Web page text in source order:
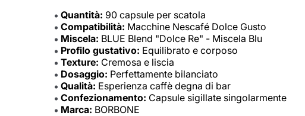
Quantità: 90 capsule per scatola
Compatibilità: Macchine Nescafé Dolce Gusto
Miscela: BLUE Blend "Dolce Re" - Miscela Blu
Profilo gustativo: Equilibrato e corposo
Texture: Cremosa e liscia
Dosaggio: Perfettamente bilanciato
Qualità: Esperienza caffè degna di bar
Confezionamento: Capsule sigillate singolarmente
Marca: BORBONE